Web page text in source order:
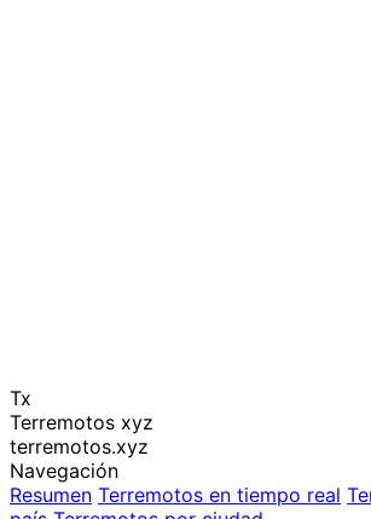
Tx
Terremotos xyz
terremotos.xyz
Navegación
Resumen Terremotos en tiempo real